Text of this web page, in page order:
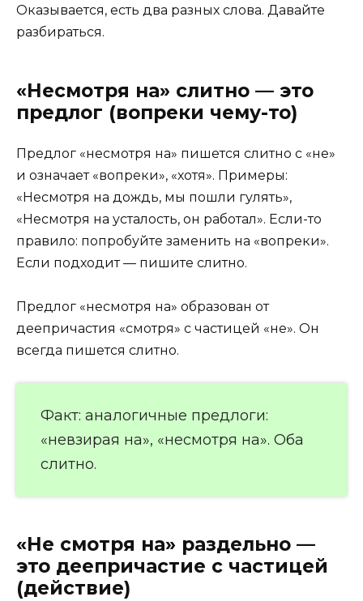
Оказывается, есть два разных слова. Давайте
разбираться.
«Несмотря на» слитно — это
предлог (вопреки чему-то)
Предлог «несмотря на» пишется слитно с «не»
и означает «вопреки», «хотя». Примеры:
«Несмотря на дождь, мы пошли гулять»,
«Несмотря на усталость, он работал». Если-то
правило: попробуйте заменить на «вопреки».
Если подходит — пишите слитно.
Предлог «несмотря на» образован от
деепричастия «смотря» с частицей «не». Он
всегда пишется слитно.
Факт: аналогичные предлоги:
«невзирая на», «несмотря на». Оба
слитно.
«Не смотря на» раздельно —
это деепричастие с частицей
(действие)